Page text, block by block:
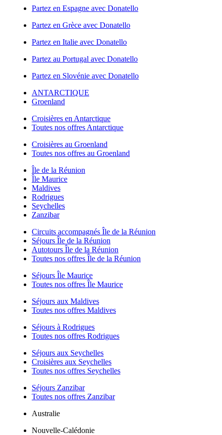
Partez en Espagne avec Donatello
Partez en Grèce avec Donatello
Partez en Italie avec Donatello
Partez au Portugal avec Donatello
Partez en Slovénie avec Donatello
ANTARCTIQUE
Groenland
Croisières en Antarctique
Toutes nos offres Antarctique
Croisières au Groenland
Toutes nos offres au Groenland
Île de la Réunion
Île Maurice
Maldives
Rodrigues
Seychelles
Zanzibar
Circuits accompagnés Île de la Réunion
Séjours Île de la Réunion
Autotours Île de la Réunion
Toutes nos offres Île de la Réunion
Séjours Île Maurice
Toutes nos offres Île Maurice
Séjours aux Maldives
Toutes nos offres Maldives
Séjours à Rodrigues
Toutes nos offres Rodrigues
Séjours aux Seychelles
Croisières aux Seychelles
Toutes nos offres Seychelles
Séjours Zanzibar
Toutes nos offres Zanzibar
Australie
Nouvelle-Calédonie